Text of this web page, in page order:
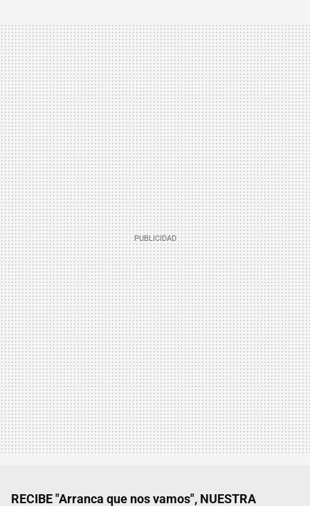
RECIBE "Arranca que nos vamos", NUESTRA